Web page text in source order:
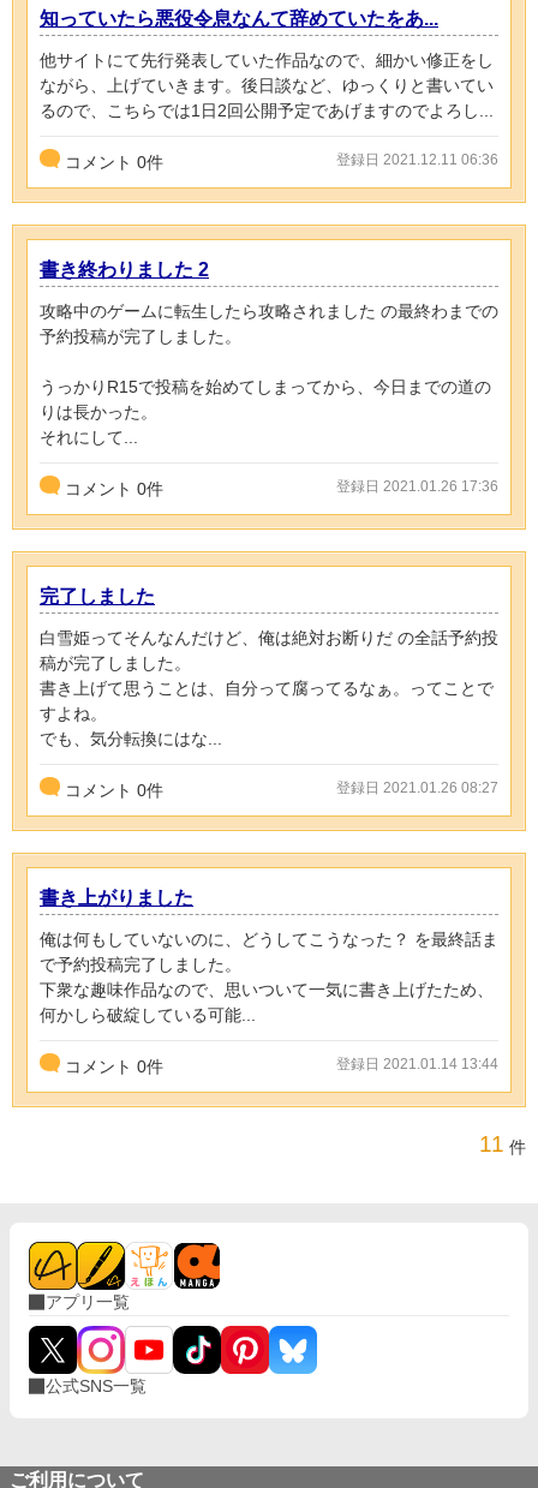
知っていたら悪役令息なんて辞めていたをあ...
他サイトにて先行発表していた作品なので、細かい修正をし
ながら、上げていきます。後日談など、ゆっくりと書いてい
るので、こちらでは1日2回公開予定であげますのでよろし...
コメント 0件 登録日 2021.12.11 06:36
書き終わりました 2
攻略中のゲームに転生したら攻略されました の最終わまでの
予約投稿が完了しました。
うっかりR15で投稿を始めてしまってから、今日までの道の
りは長かった。
それにして...
コメント 0件 登録日 2021.01.26 17:36
完了しました
白雪姫ってそんなんだけど、俺は絶対お断りだ の全話予約投
稿が完了しました。
書き上げて思うことは、自分って腐ってるなぁ。ってことで
すよね。
でも、気分転換にはな...
コメント 0件 登録日 2021.01.26 08:27
書き上がりました
俺は何もしていないのに、どうしてこうなった？ を最終話ま
で予約投稿完了しました。
下衆な趣味作品なので、思いついて一気に書き上げたため、
何かしら破綻している可能...
コメント 0件 登録日 2021.01.14 13:44
11 件
アプリ一覧
公式SNS一覧
ご利用について